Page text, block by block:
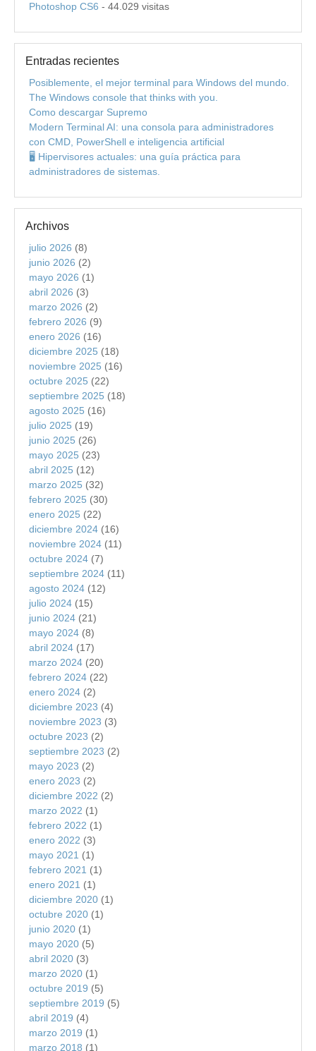
Photoshop CS6 - 44.029 visitas
Entradas recientes
Posiblemente, el mejor terminal para Windows del mundo.
The Windows console that thinks with you.
Como descargar Supremo
Modern Terminal AI: una consola para administradores
con CMD, PowerShell e inteligencia artificial
🖥️ Hipervisores actuales: una guía práctica para
administradores de sistemas.
Archivos
julio 2026 (8)
junio 2026 (2)
mayo 2026 (1)
abril 2026 (3)
marzo 2026 (2)
febrero 2026 (9)
enero 2026 (16)
diciembre 2025 (18)
noviembre 2025 (16)
octubre 2025 (22)
septiembre 2025 (18)
agosto 2025 (16)
julio 2025 (19)
junio 2025 (26)
mayo 2025 (23)
abril 2025 (12)
marzo 2025 (32)
febrero 2025 (30)
enero 2025 (22)
diciembre 2024 (16)
noviembre 2024 (11)
octubre 2024 (7)
septiembre 2024 (11)
agosto 2024 (12)
julio 2024 (15)
junio 2024 (21)
mayo 2024 (8)
abril 2024 (17)
marzo 2024 (20)
febrero 2024 (22)
enero 2024 (2)
diciembre 2023 (4)
noviembre 2023 (3)
octubre 2023 (2)
septiembre 2023 (2)
mayo 2023 (2)
enero 2023 (2)
diciembre 2022 (2)
marzo 2022 (1)
febrero 2022 (1)
enero 2022 (3)
mayo 2021 (1)
febrero 2021 (1)
enero 2021 (1)
diciembre 2020 (1)
octubre 2020 (1)
junio 2020 (1)
mayo 2020 (5)
abril 2020 (3)
marzo 2020 (1)
octubre 2019 (5)
septiembre 2019 (5)
abril 2019 (4)
marzo 2019 (1)
marzo 2018 (1)